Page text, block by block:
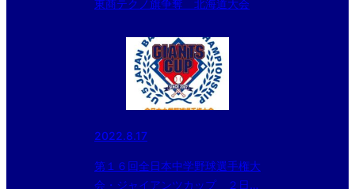
東商テクノ旗争奪 北海道大会
2022.8.17
第１６回全日本中学野球選手権大
会・ジャイアンツカップ ２日目